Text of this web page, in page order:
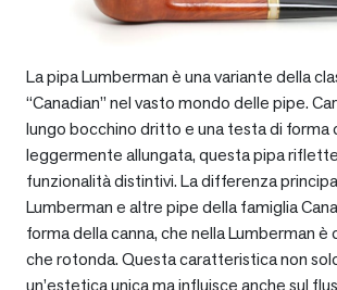
La pipa Lumberman è una variante della
“Canadian” nel vasto mondo delle pipe.
lungo bocchino dritto e una testa di forma
leggermente allungata, questa pipa
funzionalità distintivi. La differenza
Lumberman e altre pipe della famiglia
forma della canna, che nella Lumberman
che rotonda. Questa caratteristica non
un’estetica unica ma influisce anche sul